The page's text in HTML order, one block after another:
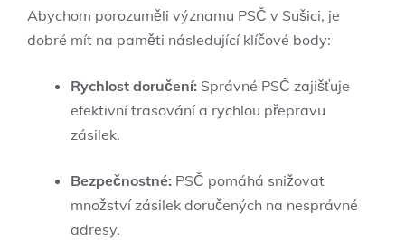
Abychom porozuměli významu PSČ v Sušici, je
dobré mít na paměti následující klíčové body:
Rychlost doručení: Správné PSČ zajišťuje
efektivní trasování a rychlou přepravu
zásilek.
Bezpečnostné: PSČ pomáhá snižovat
množství zásilek doručených na nesprávné
adresy.